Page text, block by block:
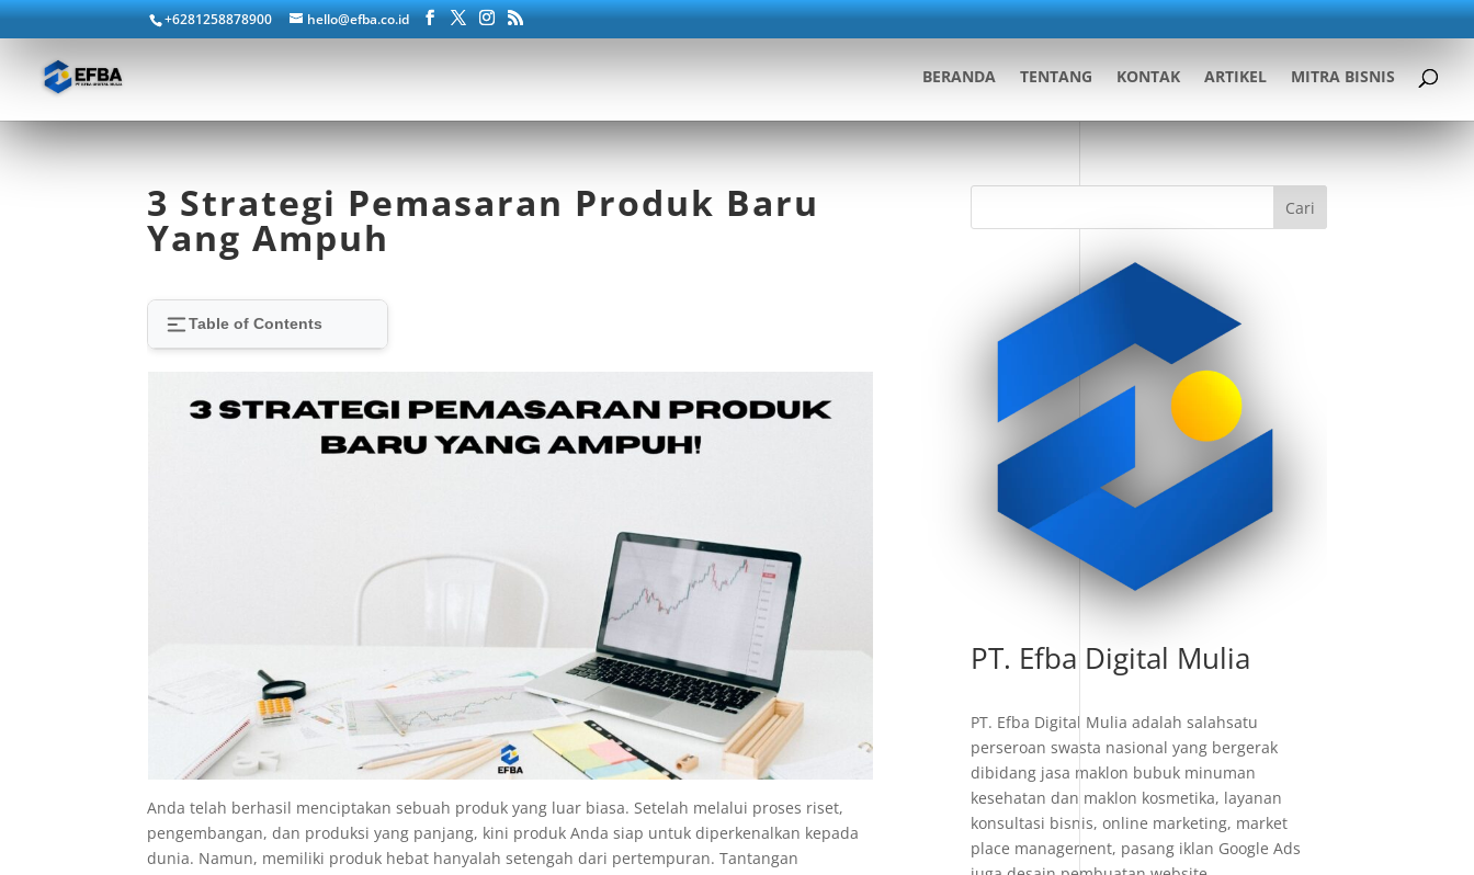
+6281258878900 hello@efba.co.id
BERANDA TENTANG KONTAK ARTIKEL MITRA BISNIS
3 Strategi Pemasaran Produk Baru
Yang Ampuh
Table of Contents
Anda telah berhasil menciptakan sebuah produk yang luar biasa. Setelah melalui proses riset,
pengembangan, dan produksi yang panjang, kini produk Anda siap untuk diperkenalkan kepada
dunia. Namun, memiliki produk hebat hanyalah setengah dari pertempuran. Tantangan
Cari
PT. Efba Digital Mulia
PT. Efba Digital Mulia adalah salahsatu
perseroan swasta nasional yang bergerak
dibidang jasa maklon bubuk minuman
kesehatan dan maklon kosmetika, layanan
konsultasi bisnis, online marketing, market
place management, pasang iklan Google Ads